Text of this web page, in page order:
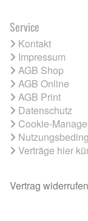
Service
Kontakt
Impressum
AGB Shop
AGB Online
AGB Print
Datenschutz
Cookie-
Verträge hier
Vertrag widerrufen